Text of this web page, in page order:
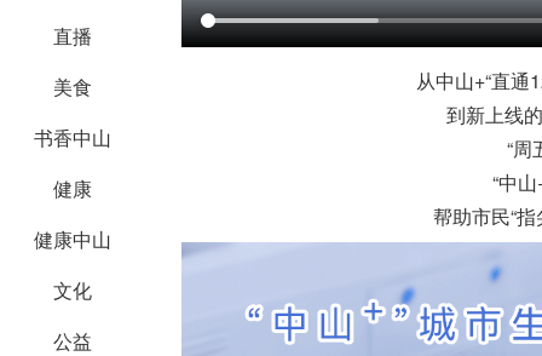
直播
美食
书香中山
健康
健康中山
文化
公益
从中山+“直通
到新上线
“周
“中
帮助市民“指